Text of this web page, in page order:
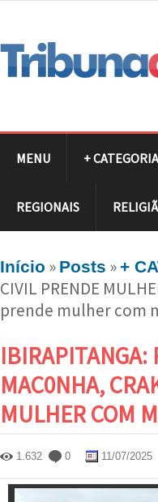
MENU +
REGIONAIS
Início » Posts »+
CIVIL PRENDE
prende mulher com
IBIRAPITANGA:
MAC0NHA,
MULHER COM
1.632 0 11/07/2025